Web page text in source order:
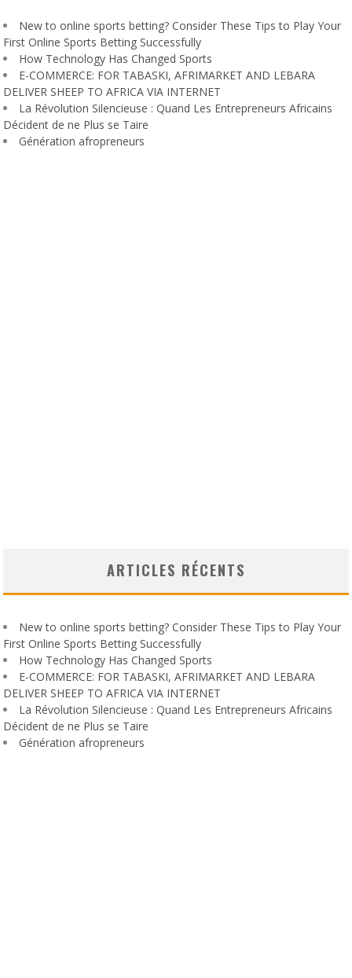
New to online sports betting? Consider These Tips to Play Your
First Online Sports Betting Successfully
How Technology Has Changed Sports
E-COMMERCE: FOR TABASKI, AFRIMARKET AND LEBARA
DELIVER SHEEP TO AFRICA VIA INTERNET
La Révolution Silencieuse : Quand Les Entrepreneurs Africains
Décident de ne Plus se Taire
Génération afropreneurs
ARTICLES RÉCENTS
New to online sports betting? Consider These Tips to Play Your
First Online Sports Betting Successfully
How Technology Has Changed Sports
E-COMMERCE: FOR TABASKI, AFRIMARKET AND LEBARA
DELIVER SHEEP TO AFRICA VIA INTERNET
La Révolution Silencieuse : Quand Les Entrepreneurs Africains
Décident de ne Plus se Taire
Génération afropreneurs